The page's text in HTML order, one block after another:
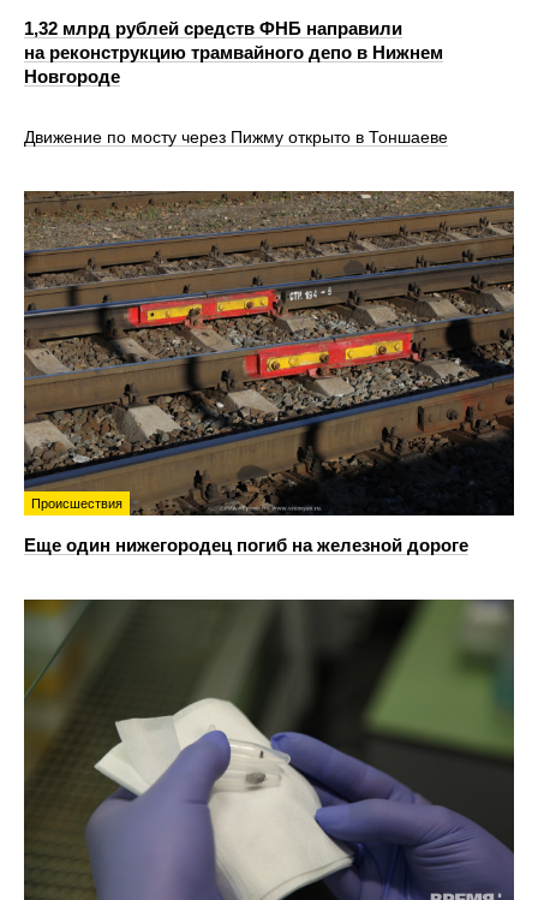
1,32 млрд рублей средств ФНБ направили
на реконструкцию трамвайного депо в Нижнем
Новгороде
Движение по мосту через Пижму открыто в Тоншаеве
Происшествия
Еще один нижегородец погиб на железной дороге